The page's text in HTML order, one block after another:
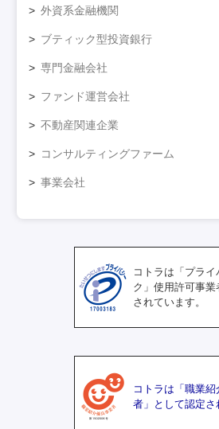
外資系金融機関
ブティック型投資銀行
専門金融会社
ファンド運営会社
不動産関連企業
コンサルティングファーム
事業会社
コトラは「職業
者」として認定さ
コトラは「プライ
ク」使用許可事業
されています。